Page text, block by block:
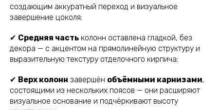
создающим аккуратный переход и визуальное
завершение цоколя;
✔ Средняя часть колонн оставлена гладкой, без
декора — с акцентом на прямолинейную структуру и
выразительную текстуру отделочного кирпича;
✔ Верх колонн завершён объёмными карнизами,
состоящими из нескольких поясов — они расширяют
визуальное основание и подчёркивают высоту